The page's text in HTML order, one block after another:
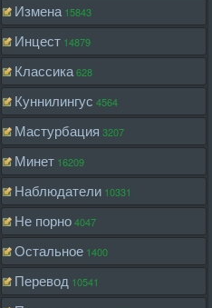
Измена 15843
Инцест 14879
Классика628
Куннилингус 4564
Мастурбация 3207
Минет 16209
Наблюдатели 10331
Не порно4047
Остальное 1400
Перевод 10541